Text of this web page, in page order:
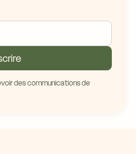
des communications de